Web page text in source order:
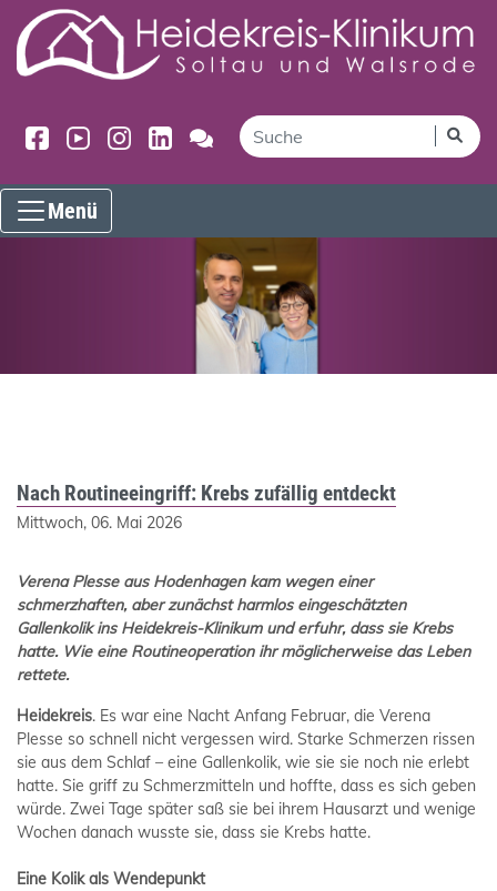
Menü
Nach Routineeingriff: Krebs zufällig entdeckt
Mittwoch, 06. Mai 2026
Verena Plesse aus Hodenhagen kam wegen einer
schmerzhaften, aber zunächst harmlos eingeschätzten
Gallenkolik ins Heidekreis-Klinikum und erfuhr, dass sie Krebs
hatte. Wie eine Routineoperation ihr möglicherweise das Leben
rettete.
Heidekreis. Es war eine Nacht Anfang Februar, die Verena
Plesse so schnell nicht vergessen wird. Starke Schmerzen rissen
sie aus dem Schlaf – eine Gallenkolik, wie sie sie noch nie erlebt
hatte. Sie griff zu Schmerzmitteln und hoffte, dass es sich geben
würde. Zwei Tage später saß sie bei ihrem Hausarzt und wenige
Wochen danach wusste sie, dass sie Krebs hatte.
Eine Kolik als Wendepunkt